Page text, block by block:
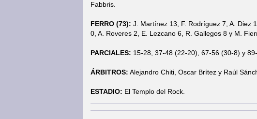
Fabbris.
FERRO (73): J. Martínez 13, F. Rodríguez 7, A. Diez
0, A. Roveres 2, E. Lezcano 6, R. Gallegos 8 y M.
PARCIALES: 15-28, 37-48 (22-20), 67-56 (30-8) y
ÁRBITROS: Alejandro Chiti, Oscar Brítez y Raúl
ESTADIO: El Templo del Rock.